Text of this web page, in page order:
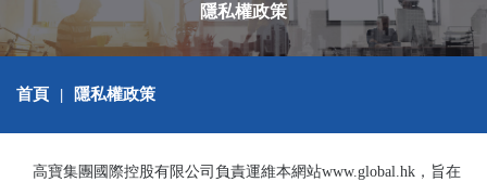
隱私權政策
首頁 | 隱私權政策
高寶集團國際控股有限公司負責運維本網站www.global.hk，旨在